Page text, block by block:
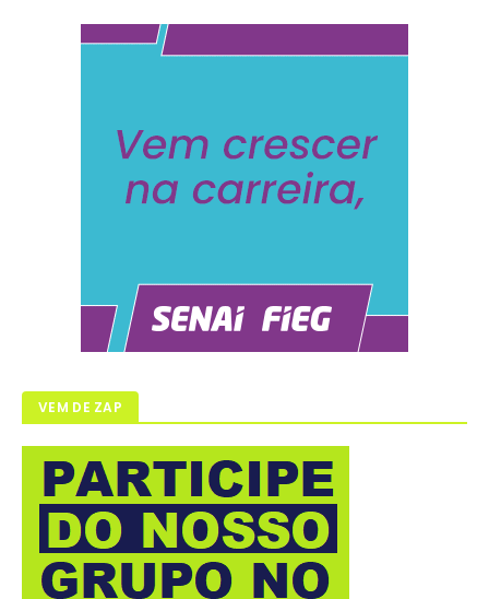
VEM DE ZAP